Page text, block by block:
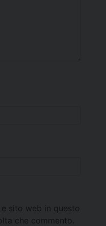
sito web in questo
che commento.